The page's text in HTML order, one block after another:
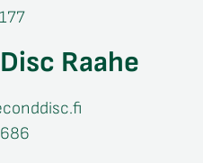
Raahe